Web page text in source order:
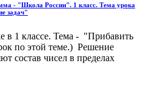
- "Школа России". 1 класс. Тема урока
задач"
в 1 классе. Тема - "Прибавить
по этой теме.) Решение
состав чисел в пределах